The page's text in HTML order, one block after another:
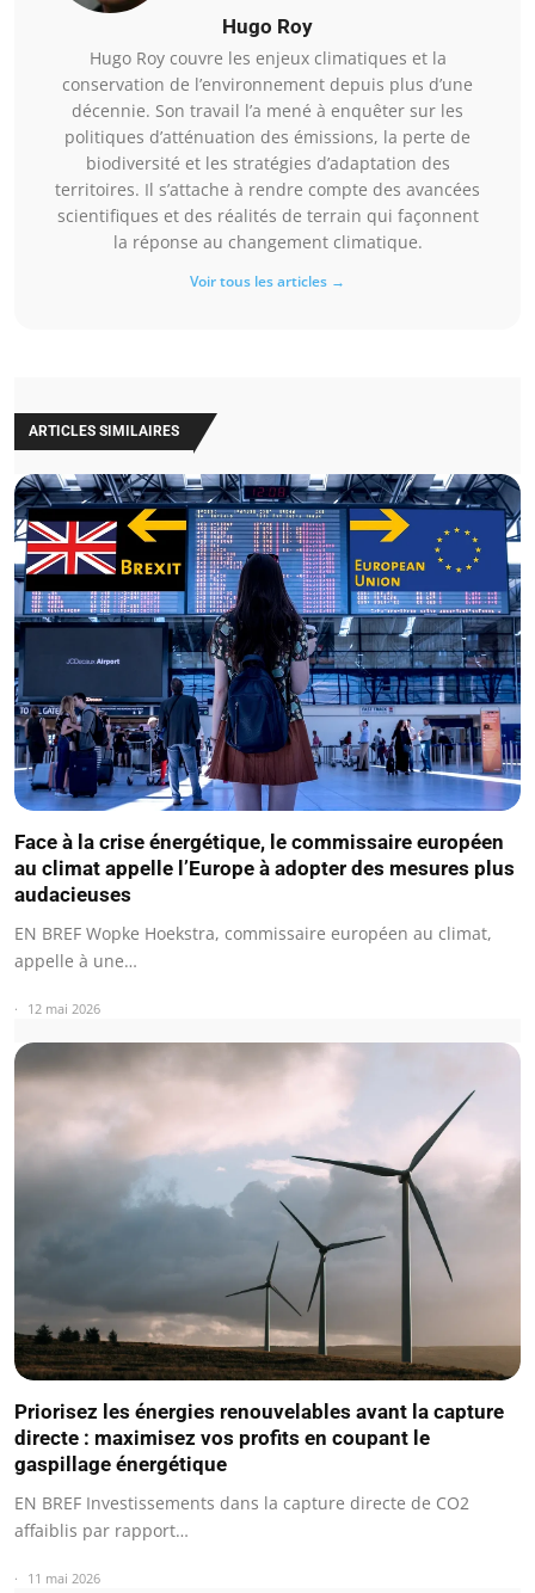
Hugo Roy
Hugo Roy couvre les enjeux climatiques et la
conservation de l’environnement depuis plus d’une
décennie. Son travail l’a mené à enquêter sur les
politiques d’atténuation des émissions, la perte de
biodiversité et les stratégies d’adaptation des
territoires. Il s’attache à rendre compte des avancées
scientifiques et des réalités de terrain qui façonnent
la réponse au changement climatique.
Voir tous les articles →
ARTICLES SIMILAIRES
Face à la crise énergétique, le commissaire européen
au climat appelle l’Europe à adopter des mesures plus
audacieuses
EN BREF Wopke Hoekstra, commissaire européen au climat,
appelle à une…
12 mai 2026
Priorisez les énergies renouvelables avant la capture
directe : maximisez vos profits en coupant le
gaspillage énergétique
EN BREF Investissements dans la capture directe de CO2
affaiblis par rapport…
11 mai 2026